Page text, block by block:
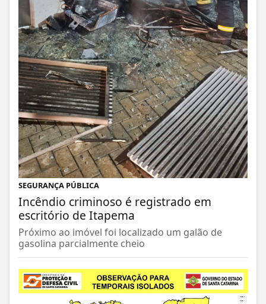
SEGURANÇA PÚBLICA
Incêndio criminoso é registrado em
escritório de Itapema
Próximo ao imóvel foi localizado um galão de
gasolina parcialmente cheio